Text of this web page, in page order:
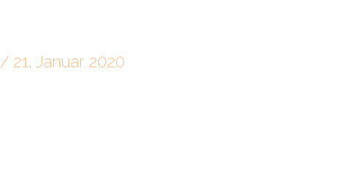
/21. Januar 2020